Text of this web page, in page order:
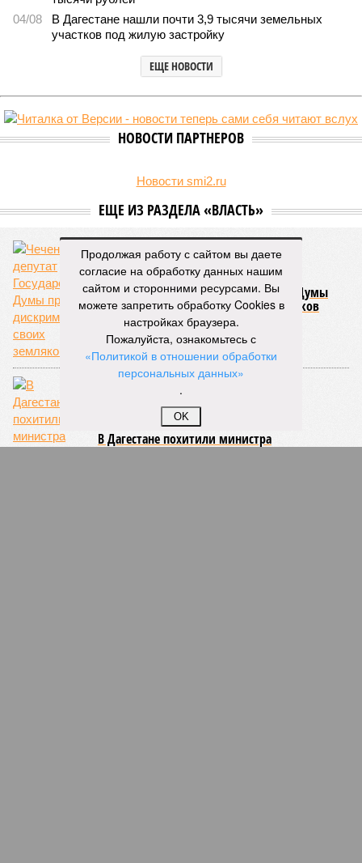
04/08
В Дагестане нашли почти 3,9 тысячи земельных
участков под жилую застройку
ЕЩЕ НОВОСТИ
НОВОСТИ ПАРТНЕРОВ
Новости smi2.ru
ЕЩЕ ИЗ РАЗДЕЛА «ВЛАСТЬ»
Чеченский депутат Государственной Думы
против дискриминации своих земляков
В Дагестане похитили министра
строительства и ЖКХ республики Ибрагима
Продолжая работу с сайтом вы даете
согласие на обработку данных нашим
сайтом и сторонними ресурсами. Вы
можете запретить обработку Cookies в
настройках браузера.
Пожалуйста, ознакомьтесь с
«Политикой в отношении обработки
персональных данных»
.
OK